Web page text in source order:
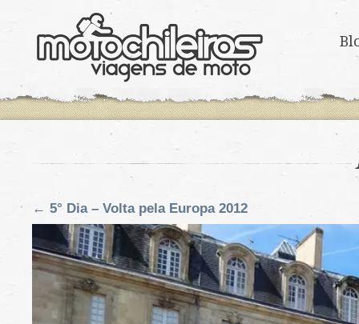
← 5° Dia – Volta pela Europa 2012